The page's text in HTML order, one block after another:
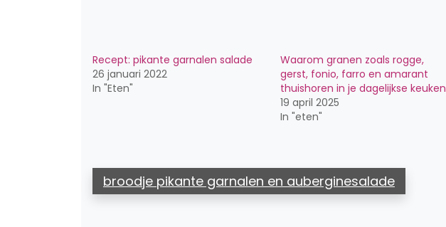
Recept: pikante garnalen salade
26 januari 2022
In "Eten"
Waarom granen zoals rogge,
gerst, fonio, farro en amarant
thuishoren in je dagelijkse keuken
19 april 2025
In "eten"
broodje pikante garnalen en auberginesalade